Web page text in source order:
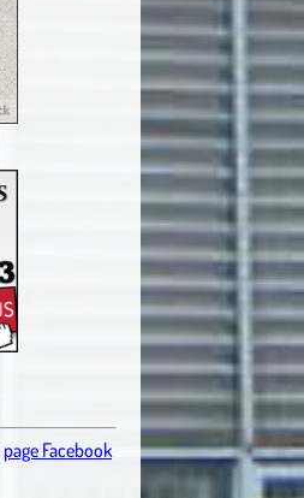
page Facebook